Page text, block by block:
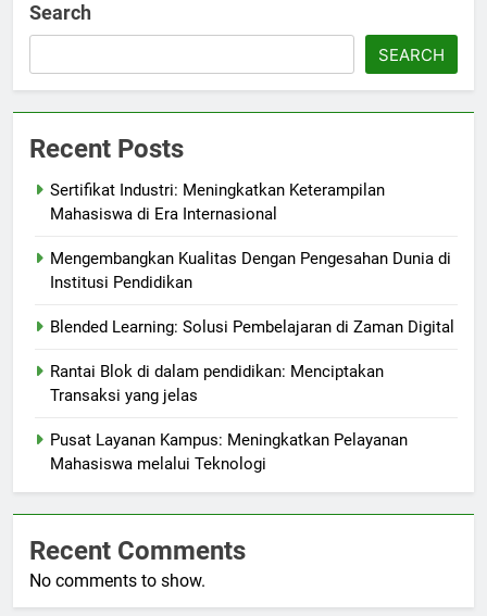
Search
SEARCH
Recent Posts
Sertifikat Industri: Meningkatkan Keterampilan
Mahasiswa di Era Internasional
Mengembangkan Kualitas Dengan Pengesahan Dunia di
Institusi Pendidikan
Blended Learning: Solusi Pembelajaran di Zaman Digital
Rantai Blok di dalam pendidikan: Menciptakan
Transaksi yang jelas
Pusat Layanan Kampus: Meningkatkan Pelayanan
Mahasiswa melalui Teknologi
Recent Comments
No comments to show.